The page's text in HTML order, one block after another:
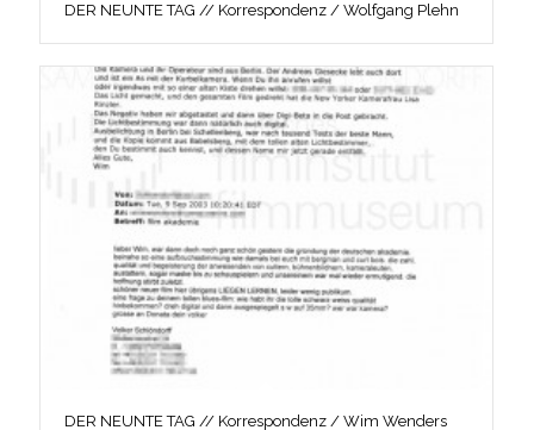
DER NEUNTE TAG // Korrespondenz / Wolfgang Plehn
DER NEUNTE TAG // Korrespondenz / Wim Wenders